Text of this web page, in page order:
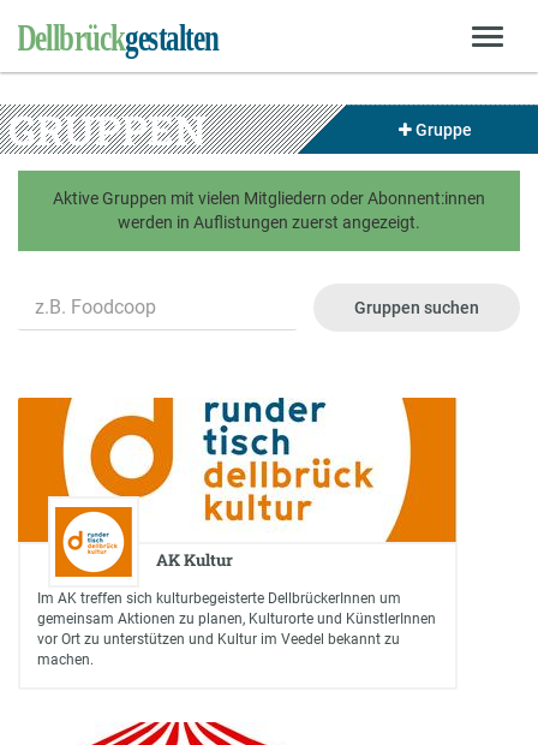
GRUPPEN Gruppe
Aktive Gruppen mit vielen Mitgliedern oder Abonnent:innen
werden in Auflistungen zuerst angezeigt.
Name
Gruppen suchen
AK Kultur
Im AK treffen sich kulturbegeisterte DellbrückerInnen um
gemeinsam Aktionen zu planen, Kulturorte und KünstlerInnen
vor Ort zu unterstützen und Kultur im Veedel bekannt zu
machen.